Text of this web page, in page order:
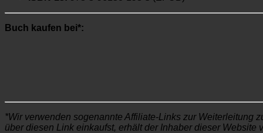
Buch kaufen bei*:
*Wir verwenden sogenannte Affiliate-Links zur Weiterleitung
über diesen Link einkaufst, erhält der Inhaber dieser